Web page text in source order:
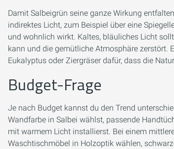
Damit Salbeigrün seine ganze Wirkung
indirektes Licht, zum Beispiel über eine
und wohnlich wirkt. Kaltes, bläuliches Licht
kann und die gemütliche Atmosphäre zerstört.
Eukalyptus oder Ziergräser dafür, dass die
Budget-Frage
Je nach Budget kannst du den Trend
Wandfarbe in Salbei wählst, passende
mit warmem Licht installierst. Bei einem
Waschtischmöbel in Holzoptik wählen,